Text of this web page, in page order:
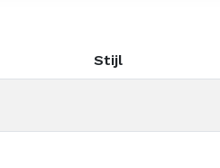
Stijl